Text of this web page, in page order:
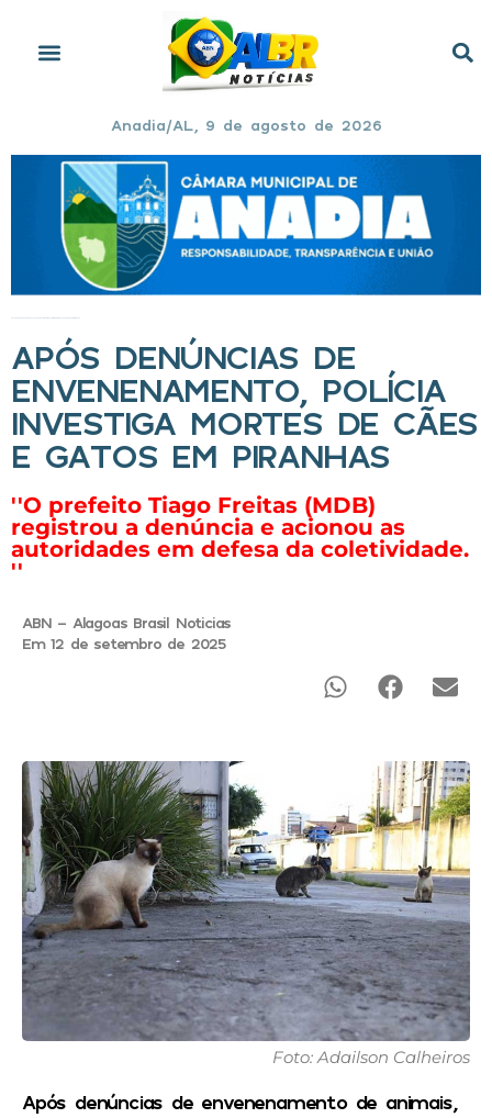
Anadia/AL, 9 de agosto de 2026
APÓS DENÚNCIAS DE
ENVENENAMENTO, POLÍCIA
INVESTIGA MORTES DE CÃES
E GATOS EM PIRANHAS
''O prefeito Tiago Freitas (MDB)
registrou a denúncia e acionou as
autoridades em defesa da coletividade.
''
ABN - Alagoas Brasil Noticias
Em 12 de setembro de 2025
Foto: Adailson Calheiros
Após denúncias de envenenamento de animais,